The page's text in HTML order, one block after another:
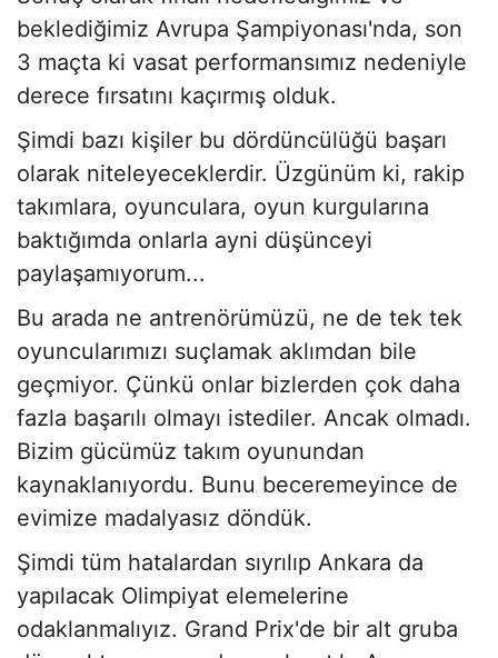
beklediğimiz Avrupa Şampiyonası'nda, son
3 maçta ki vasat performansımız nedeniyle
derece fırsatını kaçırmış olduk.
Şimdi bazı kişiler bu dördüncülüğü başarı
olarak niteleyeceklerdir. Üzgünüm ki, rakip
takımlara, oyunculara, oyun kurgularına
baktığımda onlarla ayni düşünceyi
paylaşamıyorum...
Bu arada ne antrenörümüzü, ne de tek tek
oyuncularımızı suçlamak aklımdan bile
geçmiyor. Çünkü onlar bizlerden çok daha
fazla başarılı olmayı istediler. Ancak olmadı.
Bizim gücümüz takım oyunundan
kaynaklanıyordu. Bunu beceremeyince de
evimize madalyasız döndük.
Şimdi tüm hatalardan sıyrılıp Ankara da
yapılacak Olimpiyat elemelerine
odaklanmalıyız. Grand Prix'de bir alt gruba